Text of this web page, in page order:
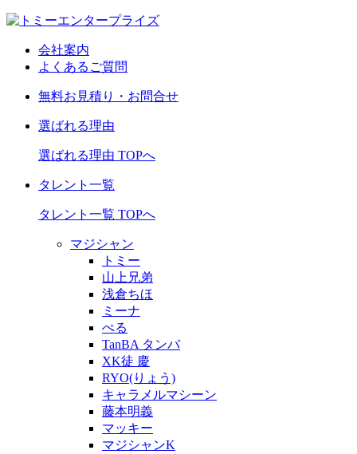
会社案内
よくあるご質問
無料お見積り・お問合せ
選ばれる理由
選ばれる理由 TOPへ
タレント一覧
タレント一覧 TOPへ
マジシャン
トミー
山上兄弟
浅倉ちほ
ミーナ
ぺる
TanBA タンバ
XK徒 慶
RYO(りょう)
キャラメルマシーン
藤本明義
マッキー
マジシャンK